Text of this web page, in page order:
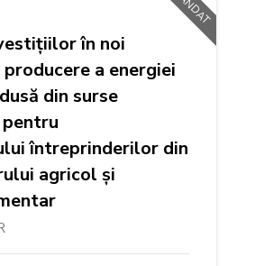
în noi
a energiei
din surse
întreprinderilor din
agricol și